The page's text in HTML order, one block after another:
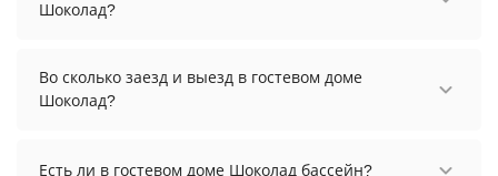
Шоколад?
начинается от 3840 рублей. Чтобы увидеть
актуальные цены на проживание, выберите
Во сколько заезд и выезд в гостевом доме
Шоколад?
Есть ли в гостевом доме Шоколад бассейн?